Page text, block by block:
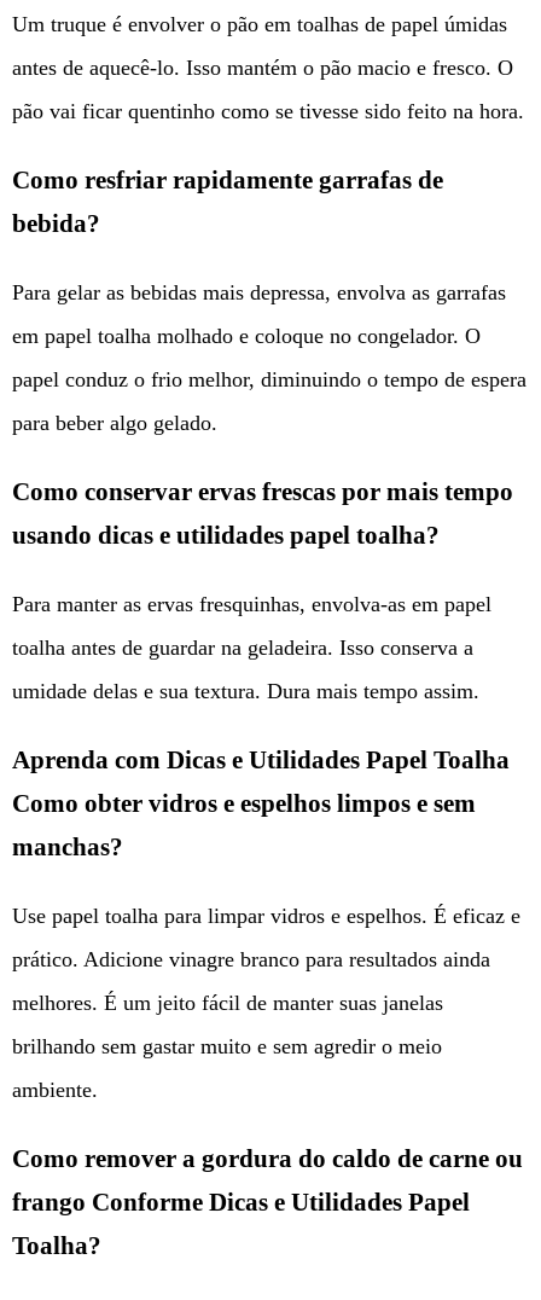
Um truque é envolver o pão em toalhas de papel úmidas
antes de aquecê-lo. Isso mantém o pão macio e fresco. O
pão vai ficar quentinho como se tivesse sido feito na hora.
Como resfriar rapidamente garrafas de
bebida?
Para gelar as bebidas mais depressa, envolva as garrafas
em papel toalha molhado e coloque no congelador. O
papel conduz o frio melhor, diminuindo o tempo de espera
para beber algo gelado.
Como conservar ervas frescas por mais tempo
usando dicas e utilidades papel toalha?
Para manter as ervas fresquinhas, envolva-as em papel
toalha antes de guardar na geladeira. Isso conserva a
umidade delas e sua textura. Dura mais tempo assim.
Aprenda com Dicas e Utilidades Papel Toalha
Como obter vidros e espelhos limpos e sem
manchas?
Use papel toalha para limpar vidros e espelhos. É eficaz e
prático. Adicione vinagre branco para resultados ainda
melhores. É um jeito fácil de manter suas janelas
brilhando sem gastar muito e sem agredir o meio
ambiente.
Como remover a gordura do caldo de carne ou
frango Conforme Dicas e Utilidades Papel
Toalha?